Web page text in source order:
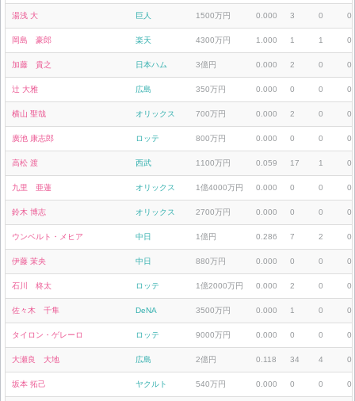
湯浅 大 巨人 1500万円 0.000 3 0 0
岡島 豪郎 楽天 4300万円 1.000 1 1 0
加藤 貴之 日本ハム 3億円 0.000 2 0 0
辻 大雅 広島 350万円 0.000 0 0 0
横山 聖哉 オリックス 700万円 0.000 2 0 0
廣池 康志郎 ロッテ 800万円 0.000 0 0 0
高松 渡 西武 1100万円 0.059 17 1 0
九里 亜蓮 オリックス 1億4000万円 0.000 0 0 0
鈴木 博志 オリックス 2700万円 0.000 0 0 0
ウンベルト・メヒア 中日 1億円 0.286 7 2 0
伊藤 茉央 中日 880万円 0.000 0 0 0
石川 柊太 ロッテ 1億2000万円 0.000 2 0 0
佐々木 千隼 DeNA 3500万円 0.000 1 0 0
タイロン・ゲレーロ ロッテ 9000万円 0.000 0 0 0
大瀬良 大地 広島 2億円 0.118 34 4 0
坂本 拓己 ヤクルト 540万円 0.000 0 0 0